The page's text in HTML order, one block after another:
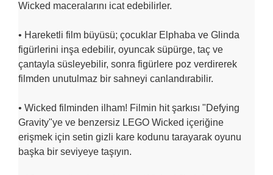
Wicked maceralarını icat edebilirler.
• Hareketli film büyüsü; çocuklar Elphaba ve Glinda
figürlerini inşa edebilir, oyuncak süpürge, taç ve
çantayla süsleyebilir, sonra figürlere poz verdirerek
filmden unutulmaz bir sahneyi canlandırabilir.
• Wicked filminden ilham! Filmin hit şarkısı "Defying
Gravity"ye ve benzersiz LEGO Wicked içeriğine
erişmek için setin gizli kare kodunu tarayarak oyunu
başka bir seviyeye taşıyın.